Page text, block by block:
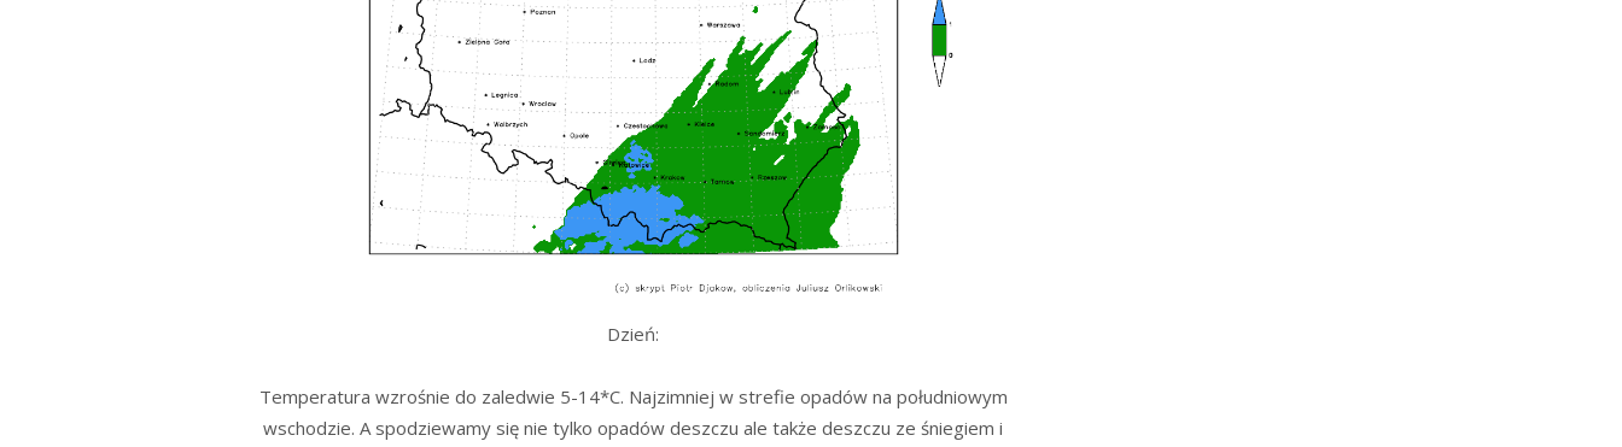
Dzień:
Temperatura wzrośnie do zaledwie 5-14*C. Najzimniej w strefie opadów na południowym
wschodzie. A spodziewamy się nie tylko opadów deszczu ale także deszczu ze śniegiem i